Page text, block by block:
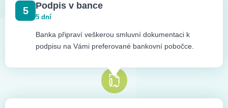
5 Podpis v bance
5 dní
Banka připraví veškerou smluvní dokumentaci k
podpisu na Vámi preferované bankovní pobočce.